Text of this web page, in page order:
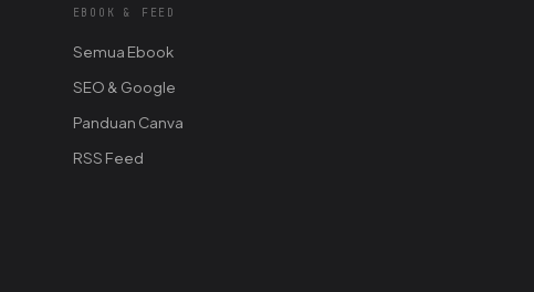
EBOOK & FEED
Semua Ebook
SEO & Google
Panduan Canva
RSS Feed